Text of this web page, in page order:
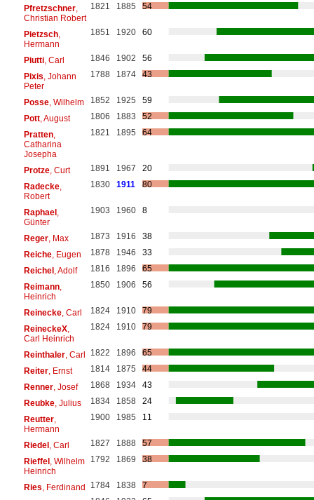
Pfretzschner,
Christian Robert
1821 1885 54
Pietzsch,
Hermann
1851 1920 60
Piutti, Carl 1846 1902
56
Pixis , Johann
Peter
1788 1874 43
Posse, Wilhelm 1852 1925
59
Pott, August 1806 1883
52
Pratten,
Catharina
Josepha
1821 1895 64
Protze, Curt 1891 1967
20
Radecke,
Robert
1830 1911 80
Raphael,
Günter
1903 1960 8
Reger, Max 1873 1916
38
Reiche, Eugen 1878 1946
33
Reichel, Adolf 1816 1896
65
Reimann,
Heinrich
1850 1906 56
Reinecke, Carl 1824 1910
79
ReineckeX,
Carl Heinrich
1824 1910 79
Reinthaler, Carl 1822 1896
65
Reiter, Ernst 1814 1875
44
Renner, Josef 1868 1934
43
Reubke, Julius 1834 1858
24
Reutter,
Hermann
1900 1985 11
Riedel, Carl 1827 1888
57
Rieffel, Wilhelm
Heinrich
1792 1869 38
Ries , Ferdinand 1784 1838
7